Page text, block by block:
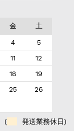
金 土
4
5
11
12
18
19
25
26
( 発送業務休日)